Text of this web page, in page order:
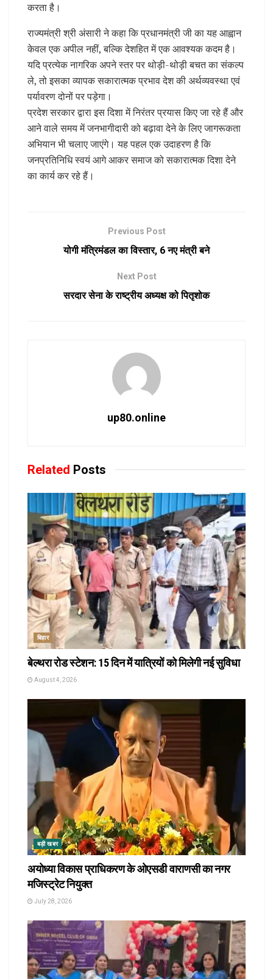
करता है।
राज्यमंत्री श्री अंसारी ने कहा कि प्रधानमंत्री जी का यह आह्वान
केवल एक अपील नहीं, बल्कि देशहित में एक आवश्यक कदम है।
यदि प्रत्येक नागरिक अपने स्तर पर थोड़ी-थोड़ी बचत का संकल्प
ले, तो इसका व्यापक सकारात्मक प्रभाव देश की अर्थव्यवस्था एवं
पर्यावरण दोनों पर पड़ेगा।
प्रदेश सरकार द्वारा इस दिशा में निरंतर प्रयास किए जा रहे हैं और
आने वाले समय में जनभागीदारी को बढ़ावा देने के लिए जागरूकता
अभियान भी चलाए जाएंगे। यह पहल एक उदाहरण है कि
जनप्रतिनिधि स्वयं आगे आकर समाज को सकारात्मक दिशा देने
का कार्य कर रहे हैं।
Previous Post
योगी मंत्रिमंडल का विस्तार, 6 नए मंत्री बने
Next Post
सरदार सेना के राष्ट्रीय अध्यक्ष को पितृशोक
up80.online
Related Posts
बिहार
बेल्थरा रोड स्टेशन: 15 दिन में यात्रियों को मिलेगी नई सुविधा
August 4, 2026
बड़ी खबर
अयोध्या विकास प्राधिकरण के ओएसडी वाराणसी का नगर
मजिस्ट्रेट नियुक्त
July 28, 2026